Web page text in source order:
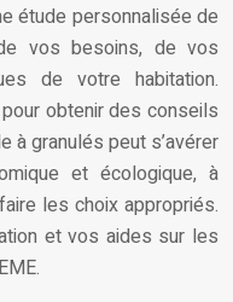
étude personnalisée de
vos besoins, de vos
de votre habitation.
obtenir des conseils
à granulés peut s’avérer
et écologique, à
les choix appropriés.
et vos aides sur les